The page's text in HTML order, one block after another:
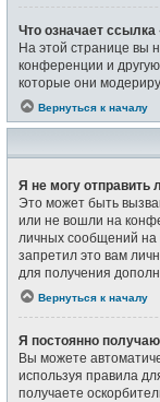
Что означает
На этой странице вы
конференции и
которые они
Вернуться к началу
Я не могу отправить
Это может быть
или не вошли на
личных сообщений на
запретил это вам
для получения
Вернуться к началу
Я постоянно
Вы можете
используя правила
получаете